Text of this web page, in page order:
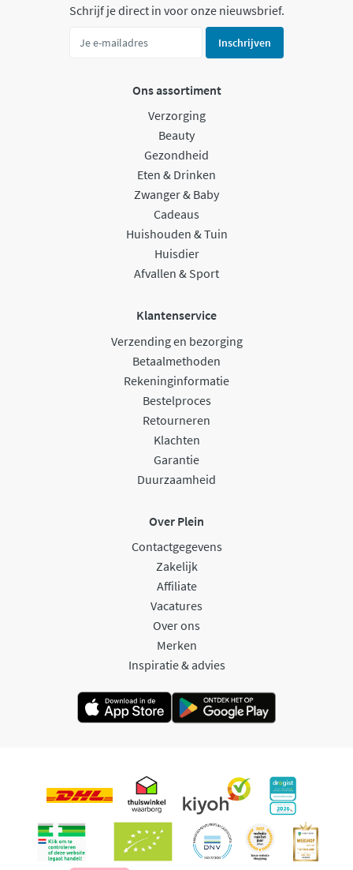
Schrijf je direct in voor onze nieuwsbrief.
Inschrijven
Ons assortiment
Verzorging
Beauty
Gezondheid
Eten & Drinken
Zwanger & Baby
Cadeaus
Huishouden & Tuin
Huisdier
Afvallen & Sport
Klantenservice
Verzending en bezorging
Betaalmethoden
Rekeninginformatie
Bestelproces
Retourneren
Klachten
Garantie
Duurzaamheid
Over Plein
Contactgegevens
Zakelijk
Affiliate
Vacatures
Over ons
Merken
Inspiratie & advies